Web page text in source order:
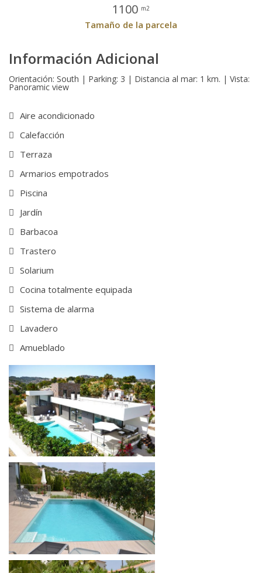
1100 m2
Tamaño de la parcela
Información Adicional
Orientación: South | Parking: 3 | Distancia al mar: 1 km. | Vista:
Panoramic view
Aire acondicionado
Calefacción
Terraza
Armarios empotrados
Piscina
Jardín
Barbacoa
Trastero
Solarium
Cocina totalmente equipada
Sistema de alarma
Lavadero
Amueblado